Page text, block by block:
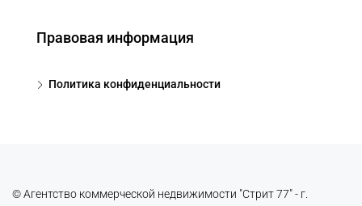
Правовая информация
Политика конфиденциальности
© Агентство коммерческой недвижимости "Стрит 77" - г.